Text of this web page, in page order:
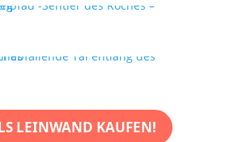
LEINWAND KAUFEN!